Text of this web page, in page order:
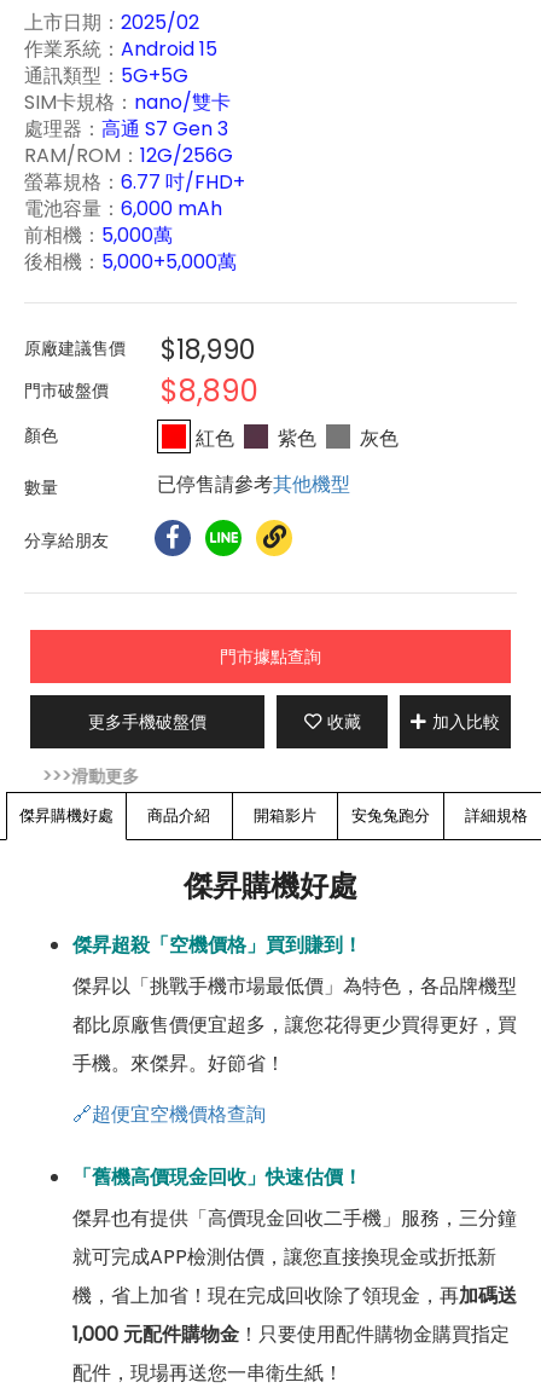
上市日期： 2025/02
作業系統： Android 15
通訊類型： 5G+5G
SIM卡規格： nano/雙卡
處理器： 高通 S7 Gen 3
RAM/ROM： 12G/256G
螢幕規格： 6.77 吋/FHD+
電池容量： 6,000 mAh
前相機： 5,000萬
後相機： 5,000+5,000萬
原廠建議售價 $18,990
門市破盤價 $8,890
紅色 紫色
灰色
已停售請參考其他機型
分享給朋友
門市據點查詢
更多手機破盤價 收藏 加入比較
傑昇購機好處 商品介紹 開箱影片 安兔兔跑分 詳細規格
傑昇購機好處
傑昇超殺「空機價格」買到賺到！
傑昇以「挑戰手機市場最低價」為特色，各品牌機型
都比原廠售價便宜超多，讓您花得更少買得更好，買
手機。來傑昇。好節省！
🔗超便宜空機價格查詢
「舊機高價現金回收」快速估價！
傑昇也有提供「高價現金回收二手機」服務，三分鐘
就可完成APP檢測估價，讓您直接換現金或折抵新
機，省上加省！現在完成回收除了領現金，再加碼送
1,000 元配件購物金 ！只要使用配件購物金購買指定
配件，現場再送您一串衛生紙！